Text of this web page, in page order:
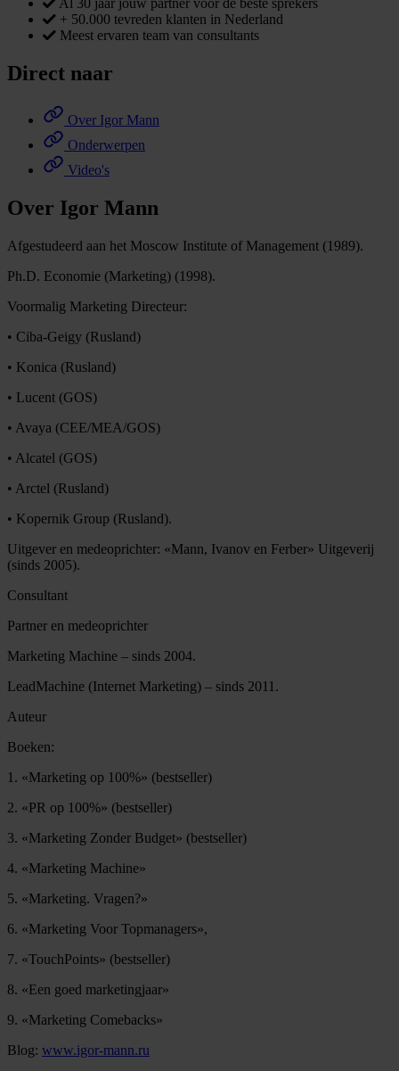
Al 30 jaar jouw partner voor de beste sprekers
+ 50.000 tevreden klanten in Nederland
Meest ervaren team van consultants
Direct naar
Over Igor Mann
Onderwerpen
Video's
Over Igor Mann
Afgestudeerd aan het Moscow Institute of Management (1989).
Ph.D. Economie (Marketing) (1998).
Voormalig Marketing Directeur:
• Ciba-Geigy (Rusland)
• Konica (Rusland)
• Lucent (GOS)
• Avaya (CEE/MEA/GOS)
• Alcatel (GOS)
• Arctel (Rusland)
• Kopernik Group (Rusland).
Uitgever en medeoprichter: «Mann, Ivanov en Ferber» Uitgeverij
(sinds 2005).
Consultant
Partner en medeoprichter
Marketing Machine – sinds 2004.
LeadMachine (Internet Marketing) – sinds 2011.
Auteur
Boeken:
1. «Marketing op 100%» (bestseller)
2. «PR op 100%» (bestseller)
3. «Marketing Zonder Budget» (bestseller)
4. «Marketing Machine»
5. «Marketing. Vragen?»
6. «Marketing Voor Topmanagers»,
7. «TouchPoints» (bestseller)
8. «Een goed marketingjaar»
9. «Marketing Comebacks»
Blog: www.igor-mann.ru